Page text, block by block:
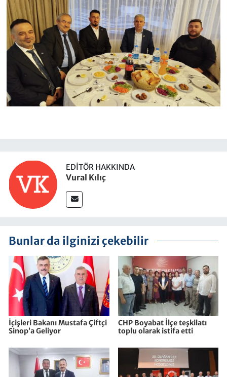
EDITÖR HAKKINDA
Vural Kılıç
Bunlar da ilginizi çekebilir
İçişleri Bakanı Mustafa Çiftçi
Sinop’a Geliyor
CHP Boyabat İlçe teşkilatı
toplu olarak istifa etti